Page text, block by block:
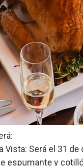
Vista: Será el 31
espumante y